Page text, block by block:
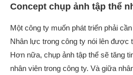
Concept chụp ảnh tập thể
Một công ty muốn phát triển phải
Nhân lực trong công ty nói lên được
Hơn nữa, chụp ảnh tập thể sẽ tăng
nhân viên trong công ty. Và giữa